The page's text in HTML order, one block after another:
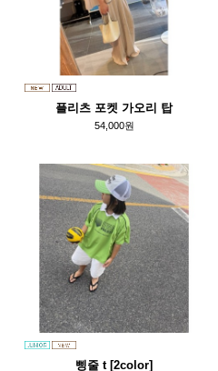
플리츠 포켓 가오리 탑
54,000원
삥줄 t [2color]